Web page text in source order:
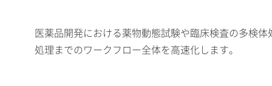
医薬品開発における薬物動態試験や臨床検査の多検
処理までのワークフロー全体を高速化します。